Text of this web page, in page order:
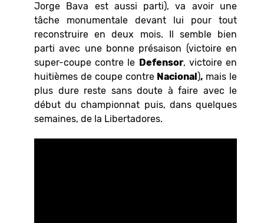
Jorge Bava est aussi parti), va avoir une
tâche monumentale devant lui pour tout
reconstruire en deux mois. Il semble bien
parti avec une bonne présaison (victoire en
super-coupe contre le Defensor, victoire en
huitièmes de coupe contre Nacional), mais le
plus dure reste sans doute à faire avec le
début du championnat puis, dans quelques
semaines, de la Libertadores.